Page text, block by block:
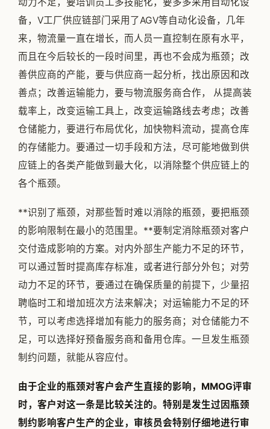
备，V工厂供应链部门采用了AGV等自动化设备，几年
来，物流量一直在增长，而人员一直控制在原有水平，
而且在今后较长的一段时间里，再也不会成为瓶颈；改
善供应商的产能，要与供应商一起分析，找出原因和改
善点；改善运输能力，要与物流服务商合作， 从提高装
载率上，改变运输工具上，改变运输路线去考虑；改善
仓储能力，要进行布局优化，加快物料流动，提高仓库
的存储能力。要通过一切手段和方法，尽可能地做到供
应链上的各类产能做到最大化，以消除整个供应链上的
各个瓶颈。
**识别了瓶颈，对那些暂时难以消除的瓶颈，要把瓶颈
的影响限制在最小的范围里。**要制定消除瓶颈对客户
交付造成影响的方案。对内外部生产能力不足的环节，
可以通过暂时提高库存标准，或者进行部分外包；对劳
动力不足的环节，要通过在确保质量的前提下，少量招
聘临时工和增加班次方法来解决；对运输能力不足的环
节，可以考虑选择增加有能力的服务商；对仓储能力不
足，可以选择好预备服务商和备用仓库。一旦发生瓶颈
制约问题，就能从容应付。
由于企业的瓶颈对客户会产生直接的影响，MMOG评审
时，客户对这一条是比较关注的。特别是发生过因瓶颈
制约影响客户生产的企业，审核员会特别仔细地进行审